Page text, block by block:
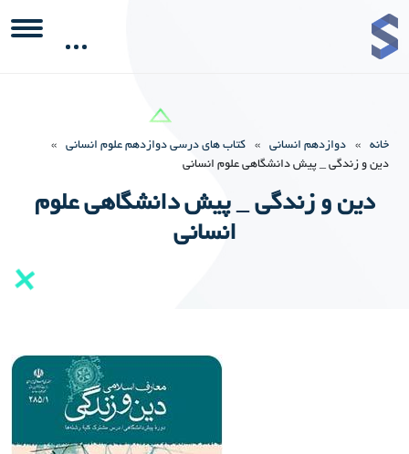
خانه » دوازدهم انسانی » کتاب های درسی دوازدهم علوم انسانی
»
دین و زندگی _ پیش دانشگاهی علوم انسانی
دین و زندگی _ پیش دانشگاهی علوم
انسانی